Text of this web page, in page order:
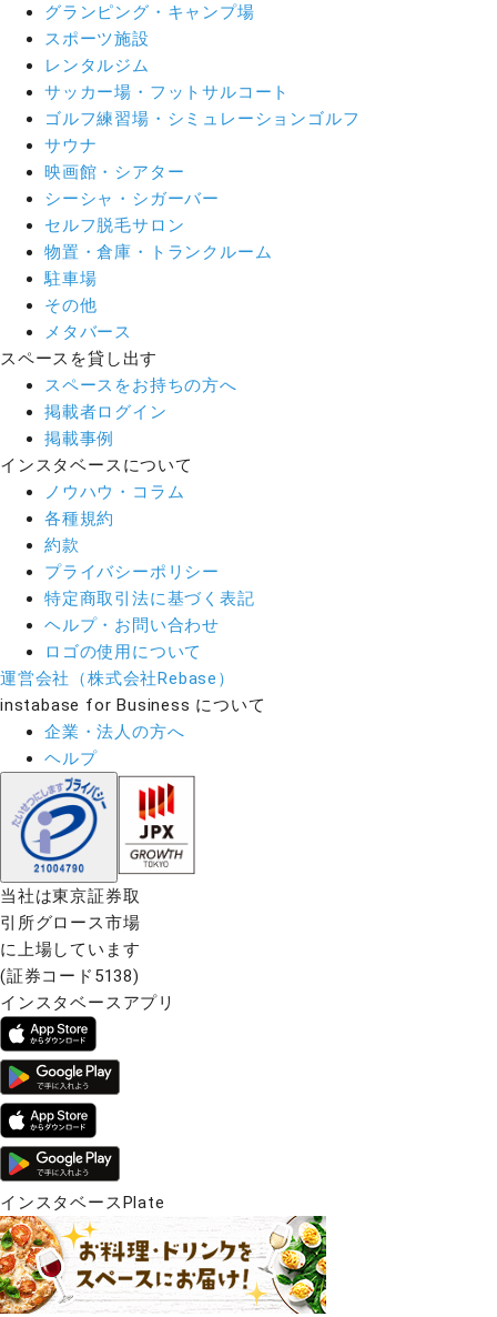
グランピング・キャンプ場
スポーツ施設
レンタルジム
サッカー場・フットサルコート
ゴルフ練習場・シミュレーションゴルフ
サウナ
映画館・シアター
シーシャ・シガーバー
セルフ脱毛サロン
物置・倉庫・トランクルーム
駐車場
その他
メタバース
スペースを貸し出す
スペースをお持ちの方へ
掲載者ログイン
掲載事例
インスタベースについて
ノウハウ・コラム
各種規約
約款
プライバシーポリシー
特定商取引法に基づく表記
ヘルプ・お問い合わせ
ロゴの使用について
運営会社（株式会社Rebase）
instabase for Business について
企業・法人の方へ
ヘルプ
当社は東京証券取
引所グロース市場
に上場しています
(証券コード5138)
インスタベースアプリ
インスタベースPlate